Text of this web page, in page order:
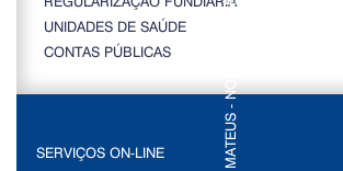
UNIDADES DE SAÚDE
CONTAS PÚBLICAS
SERVIÇOS ON-LINE